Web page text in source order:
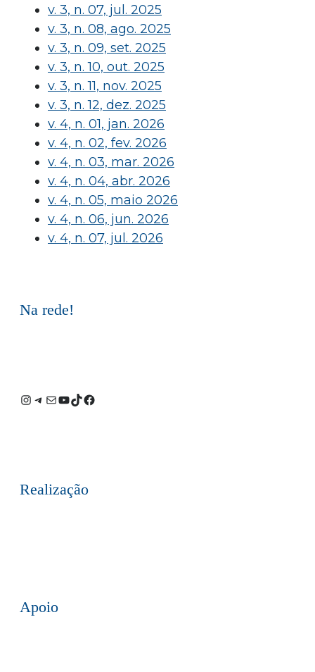
v. 3, n. 07, jul. 2025
v. 3, n. 08, ago. 2025
v. 3, n. 09, set. 2025
v. 3, n. 10, out. 2025
v. 3, n. 11, nov. 2025
v. 3, n. 12, dez. 2025
v. 4, n. 01, jan. 2026
v. 4, n. 02, fev. 2026
v. 4, n. 03, mar. 2026
v. 4, n. 04, abr. 2026
v. 4, n. 05, maio 2026
v. 4, n. 06, jun. 2026
v. 4, n. 07, jul. 2026
Na rede!
Instagram
Telegram
E-Youtube
TikTok
Facebook
Realização
Apoio